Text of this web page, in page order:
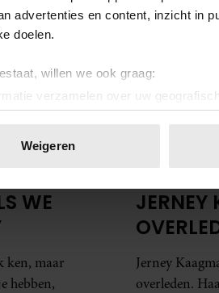
advertenties en content, inzicht in
doelen.
willen we ook graag:
verzamelen over uw
identificeren door het actief
op elk moment wijzigen of intrekken
cookies om content en
te analyseren. Ook delen we
en analyse. Deze partners
die ze hebben verzameld op basis
blijft gebruiken.
Weigeren
ME
WE
ken, maar
hebben,
Jerney
overleden.